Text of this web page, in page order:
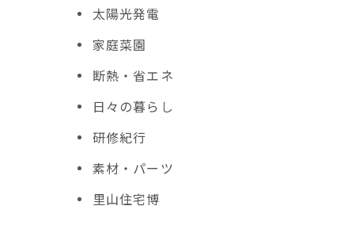
太陽光発電
家庭菜園
断熱・省エネ
日々の暮らし
研修紀行
素材・パーツ
里山住宅博